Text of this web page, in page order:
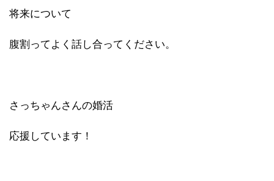
将来について
腹割ってよく話し合ってください。
さっちゃんさんの婚活
応援しています！